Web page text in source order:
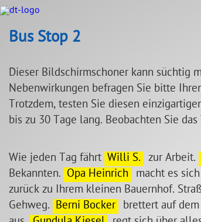
Bus Stop 2
Dieser Bildschirmschoner kann süchtig
Nebenwirkungen befragen Sie bitte
Trotzdem, testen Sie diesen
bis zu 30 Tage lang. Beobachten Sie
Wie jeden Tag fährt Willi S. zur Arbeit.
Bekannten. Opa Heinrich macht es
zurück zu Ihrem kleinen Bauernhof.
Gehweg. Berni Bocker brettert auf